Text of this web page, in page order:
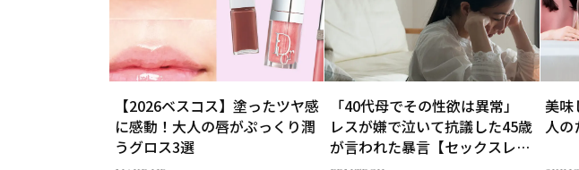
【2026ベスコス】塗ったツヤ感
に感動！大人の唇がぷっくり潤
うグロス3選
「40代母でその性欲は異常」
レスが嫌で泣いて抗議した45歳
が言われた暴言【セックスレス
美味
人の